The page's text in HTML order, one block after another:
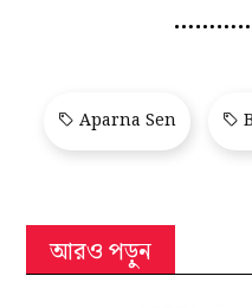
Aparna Sen
আরও পড়ুন